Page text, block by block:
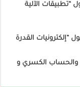
“تطبيقات الآلية
“إلكترونيات القدرة
والحساب الكسري و